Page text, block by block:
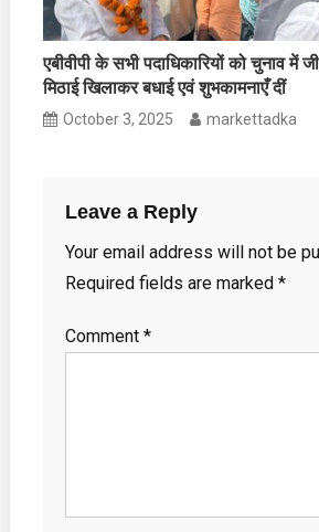
एबीवीपी के सभी पदाधिकारियों को चुनाव में
मिठाई खिलाकर बधाई एवं शुभकामनाएँ दीं
October 3, 2025 markettadka
Leave a Reply
Your email address will not be
Required fields are marked *
Comment *